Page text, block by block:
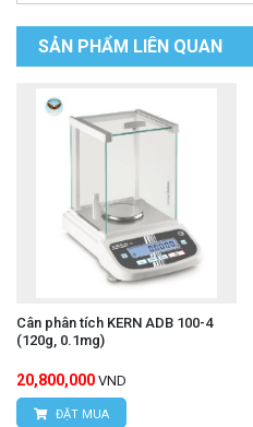
SẢN PHẨM LIÊN QUAN
Cân phân tích KERN ADB 100-4
(120g, 0.1mg)
20,800,000 VND
ĐẶT MUA